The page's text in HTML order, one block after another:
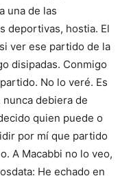
una de las
deportivas, hostia. El
ver ese partido de la
disipadas. Conmigo
No lo veré. Es
debiera de
quien puede o
por mí que partido
A Macabbi no lo veo,
He echado en